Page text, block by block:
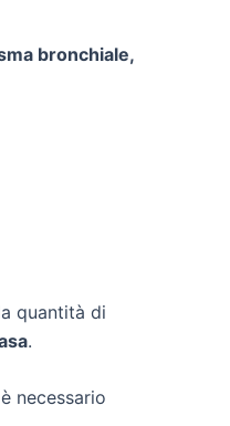
bronchiale,
quantità di
.
necessario